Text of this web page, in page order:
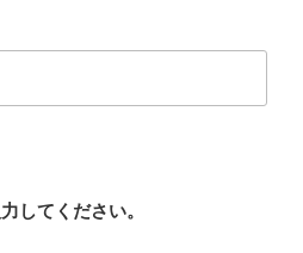
してください。